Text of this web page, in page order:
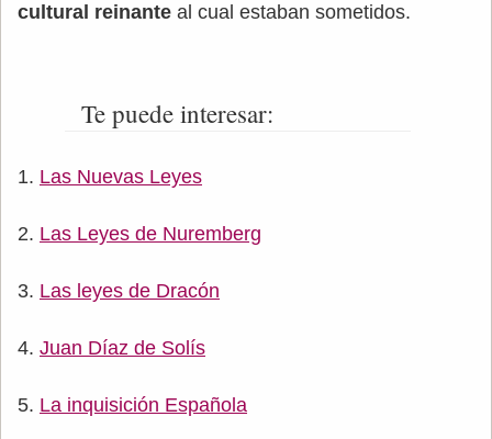
cultural reinante al cual estaban sometidos.
Te puede interesar:
Las Nuevas Leyes
Las Leyes de Nuremberg
Las leyes de Dracón
Juan Díaz de Solís
La inquisición Española